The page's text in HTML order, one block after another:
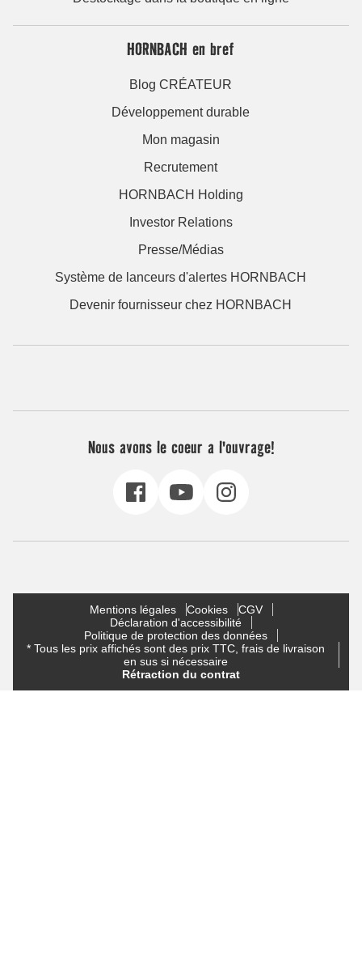
HORNBACH en bref
Blog CRÉATEUR
Développement durable
Mon magasin
Recrutement
HORNBACH Holding
Investor Relations
Presse/Médias
Système de lanceurs d'alertes HORNBACH
Devenir fournisseur chez HORNBACH
Nous avons le coeur a l'ouvrage!
Mentions légales Cookies
CGV
Déclaration d'accessibilité
Politique de protection des données
* Tous les prix affichés sont des prix TTC, frais de livraison
en sus si nécessaire
Rétraction du contrat